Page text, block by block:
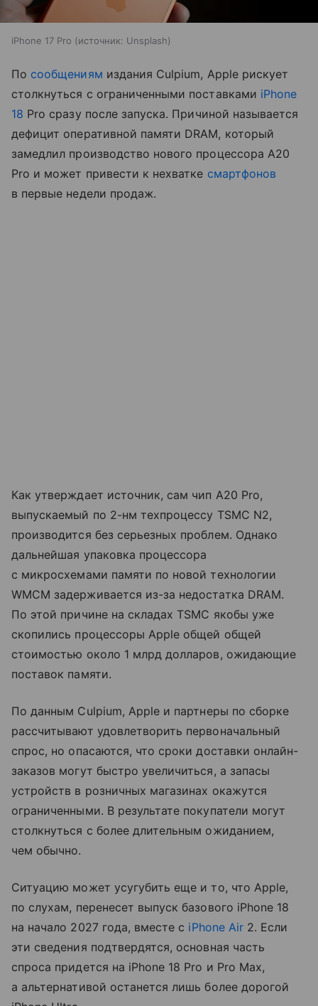
iPhone 17 Pro источник: Unsplash
По сообщениям издания Culpium, Apple рискует
столкнуться с ограниченными поставками iPhone
18 Pro сразу после запуска. Причиной называется
дефицит оперативной памяти DRAM, который
замедлил производство нового процессора A20
Pro и может привести к нехватке смартфонов
в первые недели продаж.
Как утверждает источник, сам чип A20 Pro,
выпускаемый по 2-нм техпроцессу TSMC N2,
производится без серьезных проблем. Однако
дальнейшая упаковка процессора
с микросхемами памяти по новой технологии
WMCM задерживается из-за недостатка DRAM.
По этой причине на складах TSMC якобы уже
скопились процессоры Apple общей общей
стоимостью около 1 млрд долларов, ожидающие
поставок памяти.
По данным Culpium, Apple и партнеры по сборке
рассчитывают удовлетворить первоначальный
спрос, но опасаются, что сроки доставки онлайн-
заказов могут быстро увеличиться, а запасы
устройств в розничных магазинах окажутся
ограниченными. В результате покупатели могут
столкнуться с более длительным ожиданием,
чем обычно.
Ситуацию может усугубить еще и то, что Apple,
по слухам, перенесет выпуск базового iPhone 18
на начало 2027 года, вместе с iPhone Air2. Если
эти сведения подтвердятся, основная часть
спроса придется на iPhone 18 Pro и Pro Max,
а альтернативой останется лишь более дорогой